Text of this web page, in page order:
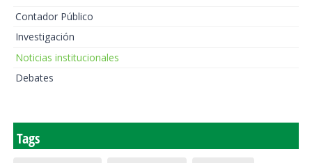
Contador Público
Investigación
Noticias institucionales
Debates
Tags